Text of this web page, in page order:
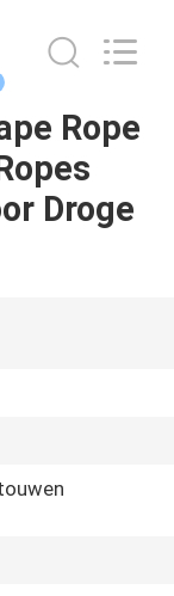
Rope
Droge